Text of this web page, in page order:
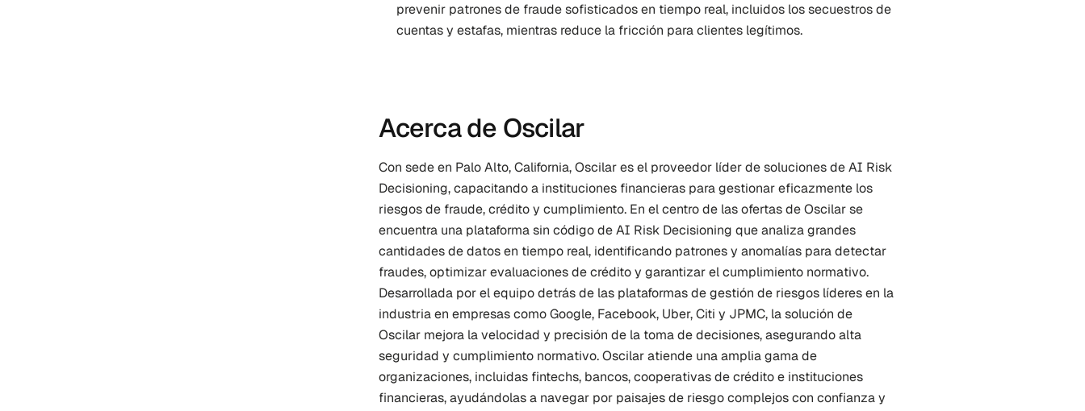
prevenir patrones de fraude sofisticados en tiempo real, incluidos los secuestros de
cuentas y estafas, mientras reduce la fricción para clientes legítimos.
Acerca de Oscilar
Con sede en Palo Alto, California, Oscilar es el proveedor líder de soluciones de AI Risk
Decisioning, capacitando a instituciones financieras para gestionar eficazmente los
riesgos de fraude, crédito y cumplimiento. En el centro de las ofertas de Oscilar se
encuentra una plataforma sin código de AI Risk Decisioning que analiza grandes
cantidades de datos en tiempo real, identificando patrones y anomalías para detectar
fraudes, optimizar evaluaciones de crédito y garantizar el cumplimiento normativo.
Desarrollada por el equipo detrás de las plataformas de gestión de riesgos líderes en la
industria en empresas como Google, Facebook, Uber, Citi y JPMC, la solución de
Oscilar mejora la velocidad y precisión de la toma de decisiones, asegurando alta
seguridad y cumplimiento normativo. Oscilar atiende una amplia gama de
organizaciones, incluidas fintechs, bancos, cooperativas de crédito e instituciones
financieras, ayudándolas a navegar por paisajes de riesgo complejos con confianza y